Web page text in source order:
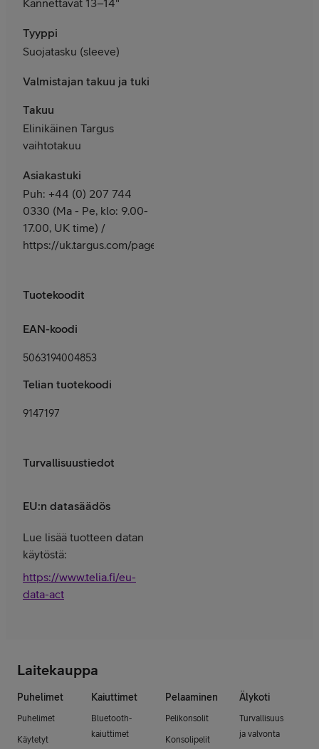
Tyyppi
Suojatasku (sleeve)
Valmistajan takuu ja tuki
Takuu
Elinikäinen Targus
vaihtotakuu
Asiakastuki
Puh: +44 (0) 207 744
0330 (Ma - Pe, klo: 9.00-
17.00, UK time) /
https://uk.targus.com/pages/support
Tuotekoodit
EAN-koodi
5063194004853
Telian tuotekoodi
9147197
Turvallisuustiedot
EU:n datasäädös
Lue lisää tuotteen datan
käytöstä:
https://www.telia.fi/eu-
data-act
Laitekauppa
Puhelimet
Puhelimet
Käytetyt
Kaiuttimet
Bluetooth-
kaiuttimet
Pelaaminen
Pelikonsolit
Konsolipelit
Älykoti
Turvallisuus
ja valvonta